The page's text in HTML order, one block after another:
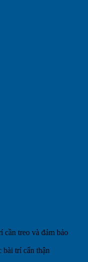
treo và đảm bảo
bài trí cẩn thận